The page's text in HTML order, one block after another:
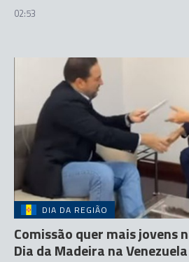
02:53
DIA DA REGIÃO
Comissão quer mais jovens
Dia da Madeira na Venezuela